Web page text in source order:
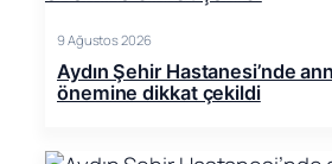
9 Ağustos 2026
Aydın Şehir Hastanesi’nde
önemine dikkat çekildi